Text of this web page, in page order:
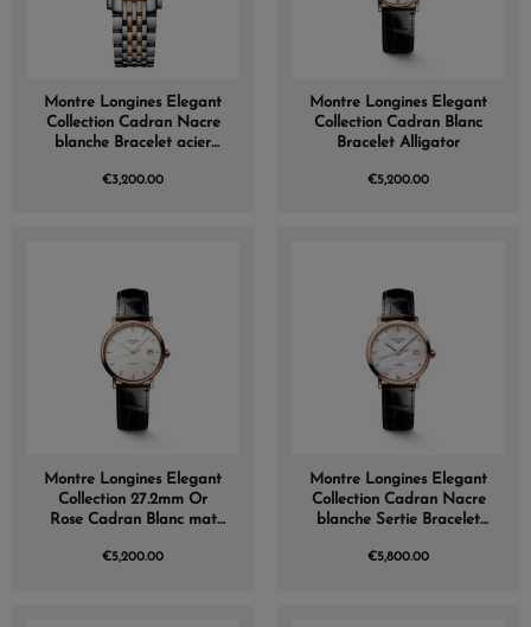
Montre Longines Elegant
Collection Cadran Nacre
blanche Bracelet acier
€3,200.00
Montre Longines Elegant
Collection Cadran Blanc
Bracelet Alligator
€5,200.00
Montre Longines Elegant
Collection 27.2mm Or
Rose Cadran Blanc mat
€5,200.00
Montre Longines Elegant
Collection Cadran Nacre
blanche Sertie Bracelet
€5,800.00